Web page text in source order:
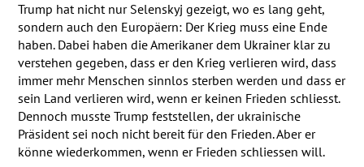
Trump hat nicht nur Selenskyj gezeigt, wo es lang geht,
sondern auch den Europäern: Der Krieg muss eine Ende
haben. Dabei haben die Amerikaner dem Ukrainer klar zu
verstehen gegeben, dass er den Krieg verlieren wird, dass
immer mehr Menschen sinnlos sterben werden und dass er
sein Land verlieren wird, wenn er keinen Frieden schliesst.
Dennoch musste Trump feststellen, der ukrainische
Präsident sei noch nicht bereit für den Frieden. Aber er
könne wiederkommen, wenn er Frieden schliessen will.